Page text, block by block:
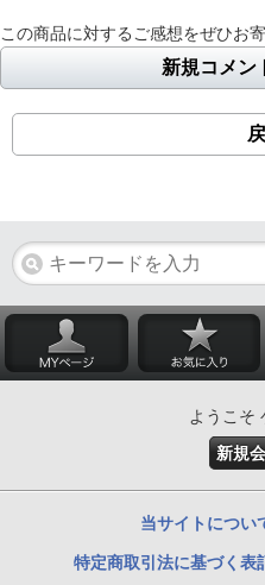
この商品に対するご感想をぜひお寄
新規コメン
ようこそ
新規
当サイトについ
特定商取引法に基づく表